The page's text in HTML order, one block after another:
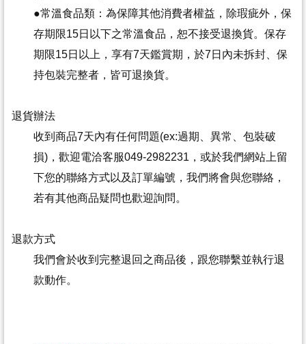
●常溫食品類：為保障其他消費者權益，除瑕疵外，保
存期限15日以下之常溫食品，恕不接受退換貨。保存
期限15日以上，享有7天鑑賞期，於7日內未拆封、保
持包裝完整者，皆可退換貨。
退貨辦法
收到商品7天內有任何問題(ex:過期、異常、包裝破
損)，歡迎電洽客服049-2982231，或於我們網站上留
下您的聯絡方式以及訂單編號，我們將會與您聯絡，
若有其他商品疑問也歡迎詢問。
退款方式
我們會於收到完整退回之商品後，跟您聯繫並執行退
款動作。